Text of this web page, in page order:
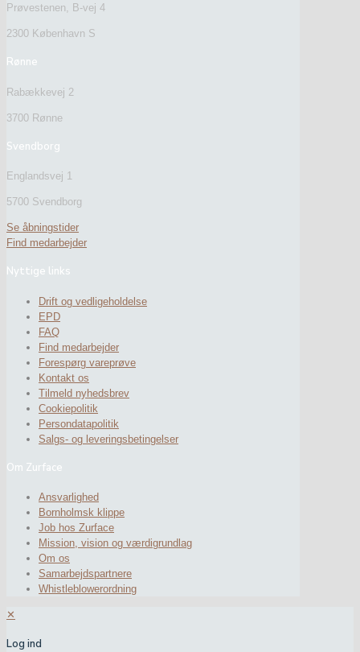
Prøvestenen, B-vej 4
2300 København S
Rønne
Rabækkevej 2
3700 Rønne
Svendborg
Englandsvej 1
5700 Svendborg
Se åbningstider
Find medarbejder
Nyttige links
Drift og vedligeholdelse
EPD
FAQ
Find medarbejder
Forespørg vareprøve
Kontakt os
Tilmeld nyhedsbrev
Cookiepolitik
Persondatapolitik
Salgs- og leveringsbetingelser
Om Zurface
Ansvarlighed
Bornholmsk klippe
Job hos Zurface
Mission, vision og værdigrundlag
Om os
Samarbejdspartnere
Whistleblowerordning
✕
Log ind